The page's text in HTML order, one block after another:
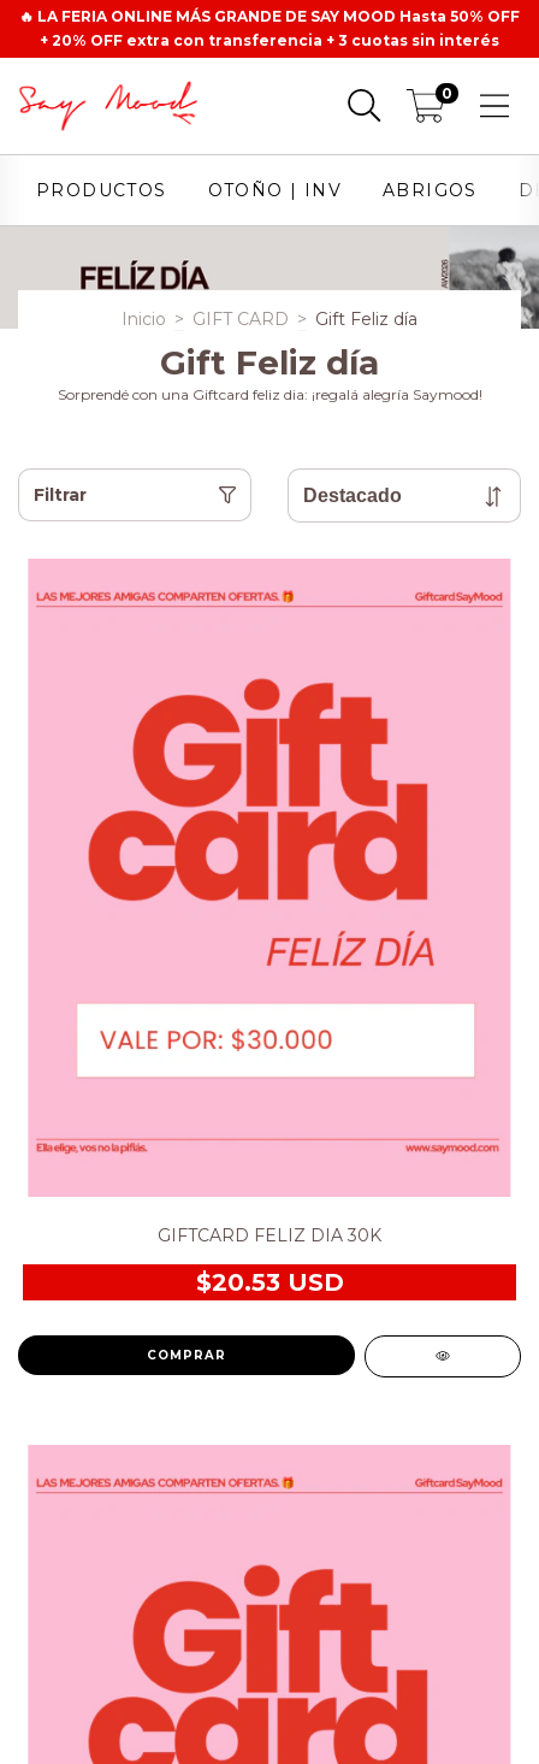
🔥 LA FERIA ONLINE MÁS GRANDE DE SAY MOOD Hasta 50% OFF
+ 20% OFF extra con transferencia + 3 cuotas sin interés
0
PRODUCTOS OTOÑO | INV ABRIGOS
Inicio > GIFT CARD > Gift Feliz día
Gift Feliz día
Sorprendé con una Giftcard feliz dia: ¡regalá alegría Saymood!
Filtrar
GIFTCARD FELIZ DIA 30K
$20.53 USD